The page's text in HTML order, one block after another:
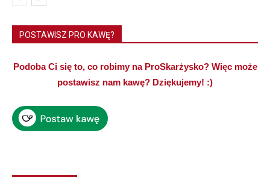
POSTAWISZ PRO KAWĘ?
Podoba Ci się to, co robimy na ProSkarżysko? Więc może
postawisz nam kawę? Dziękujemy! :)